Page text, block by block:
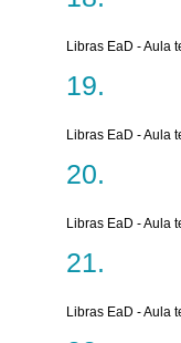
Libras EaD - Aula
Libras EaD - Aula
Libras EaD - Aula
Libras EaD - Aula